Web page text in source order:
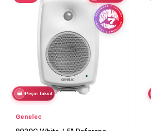
Peşin Taksit
Genelec